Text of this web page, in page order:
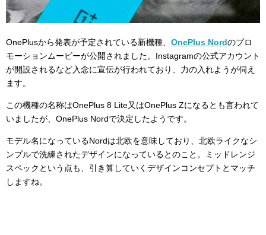
OnePlusから発表が予定されている新機種、 OnePlus Nordのプロ
モーションムービーが公開されました。Instagramの公式アカウント
が開設されるなど入念に宣伝が行われており、力の入れようが伺え
ます。
この機種の名称はOnePlus 8 Lite又はOnePlus Zになるとも言われて
いましたが、OnePlus Nordで決定したようです。
モデル名になっているNordは北欧を意味しており、北欧ライクなシ
ンプルで洗練されたデザインになっているとのこと。ミッドレンジ
スペックという点も、引き算していくデザインコンセプトとマッチ
しますね。